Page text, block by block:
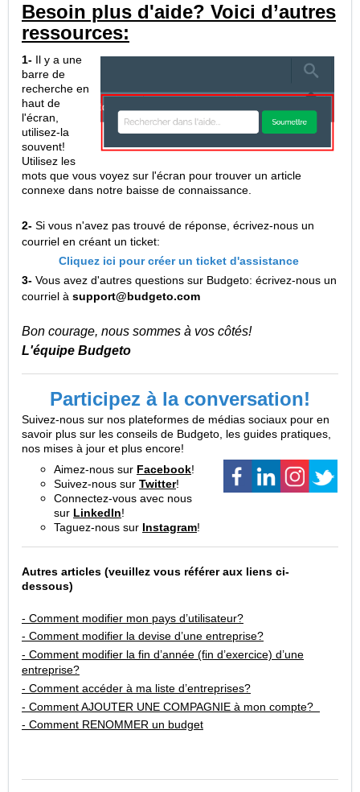
Besoin plus d'aide? Voici d’autres
ressources:
1- Il y a une
barre de
recherche en
haut de
l'écran,
utilisez-la
souvent!
Utilisez les
mots que vous voyez sur l'écran pour trouver un article
connexe dans notre baisse de connaissance.
2- Si vous n'avez pas trouvé de réponse, écrivez-nous un
courriel en créant un ticket:
Cliquez ici pour créer un ticket d'assistance
3- Vous avez d'autres questions sur Budgeto: écrivez-nous un
courriel à support@budgeto.com
Bon courage, nous sommes à vos côtés!
L'équipe Budgeto
Participez à la conversation!
Suivez-nous sur nos plateformes de médias sociaux pour en
savoir plus sur les conseils de Budgeto, les guides pratiques,
nos mises à jour et plus encore!
Aimez-nous sur Facebook!
Suivez-nous sur Twitter!
Connectez-vous avec nous
sur LinkedIn!
Taguez-nous sur Instagram!
Autres articles (veuillez vous référer aux liens ci-
dessous)
- Comment modifier mon pays d’utilisateur?
- Comment modifier la devise d’une entreprise?
- Comment modifier la fin d’année (fin d’exercice) d’une
entreprise?
- Comment accéder à ma liste d’entreprises?
- Comment AJOUTER UNE COMPAGNIE à mon compte?
- Comment RENOMMER un budget